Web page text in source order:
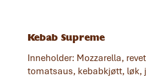
Kebab Supreme
Inneholder: Mozzarella,
tomatsaus, kebabkjøtt, løk,